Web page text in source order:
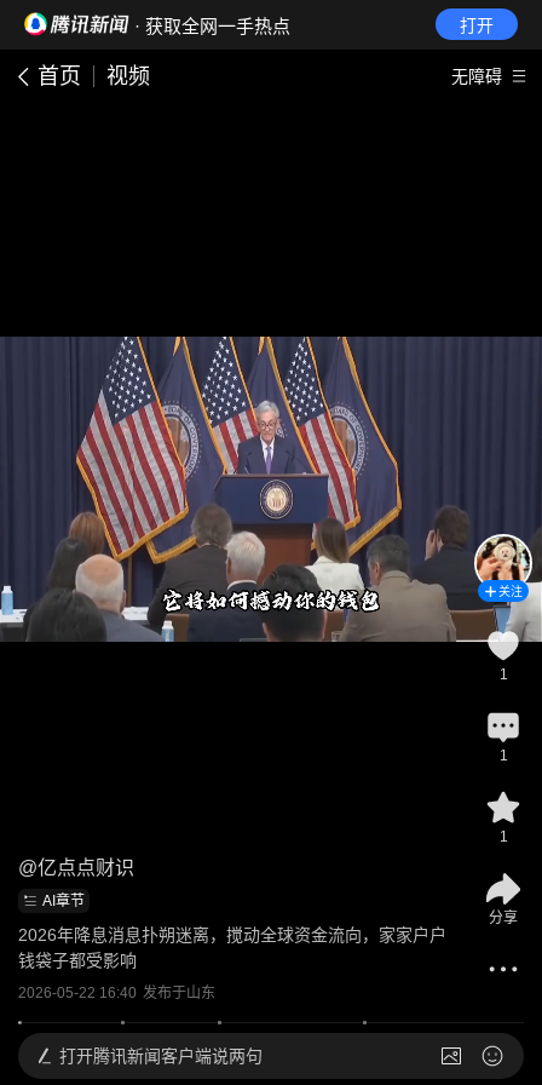
· 获取全网一手热点 打开
首页 视频 无障碍
@亿点点财识
AI章节
2026年降息消息扑朔迷离，搅动全球资金流向，家家户户
钱袋子都受影响
2026-05-22 16:40 发布于山东
关注
1
1
1
分享
打开腾讯新闻客户端说两句